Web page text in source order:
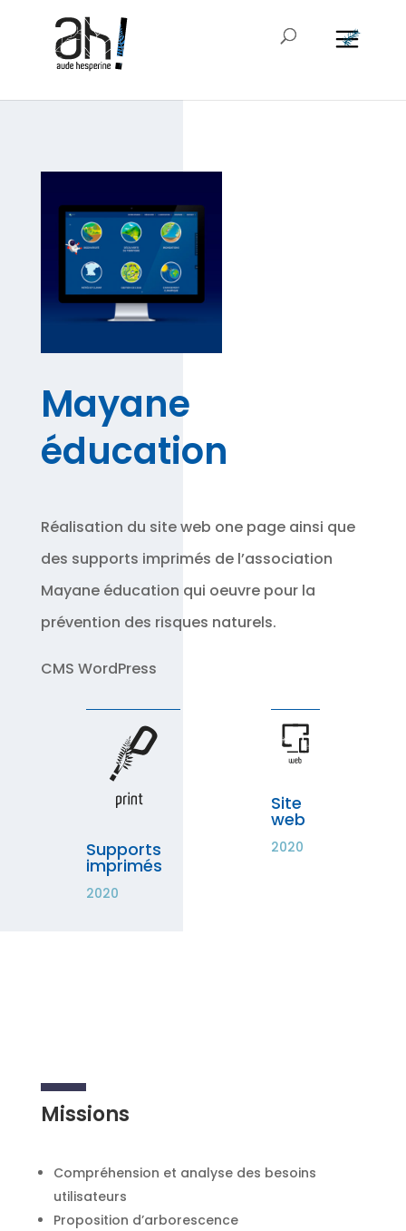
Mayane
éducation
Réalisation du site web one page ainsi que
des supports imprimés de l’association
Mayane éducation qui oeuvre pour la
prévention des risques naturels.
CMS WordPress
Supports
imprimés
2020
Site
web
2020
Missions
Compréhension et analyse des besoins
utilisateurs
Proposition d’arborescence